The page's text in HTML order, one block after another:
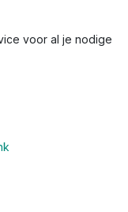
voor al je nodige